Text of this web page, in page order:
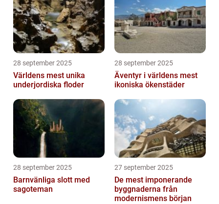
28 september 2025
Världens mest unika
underjordiska floder
28 september 2025
Äventyr i världens mest
ikoniska ökenstäder
28 september 2025
Barnvänliga slott med
sagoteman
27 september 2025
De mest imponerande
byggnaderna från
modernismens början